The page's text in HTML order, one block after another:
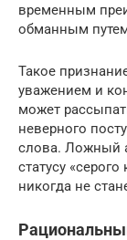
временным
обманным путем
Такое
уважением и
может
неверного
слова. Ложный
статусу
никогда не